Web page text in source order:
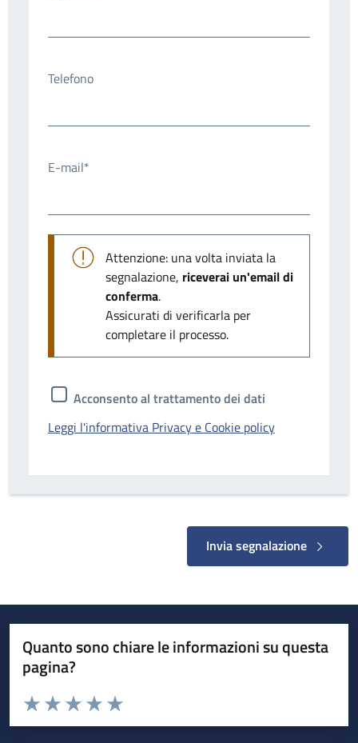
Telefono
E-mail*
Attenzione: una volta inviata la
segnalazione, riceverai un'email di
conferma.
Assicurati di verificarla per
completare il processo.
Acconsento al trattamento dei dati
Leggi l'informativa Privacy e Cookie policy
Invia segnalazione
Quanto sono chiare le informazioni su questa
pagina?
Valuta da 1 a 5 stelle la pagina
Valuta 5 stelle su 5
Valuta 4 stelle su 5
Valuta 3 stelle su 5
Valuta 2 stelle su 5
Valuta 1 stelle su 5